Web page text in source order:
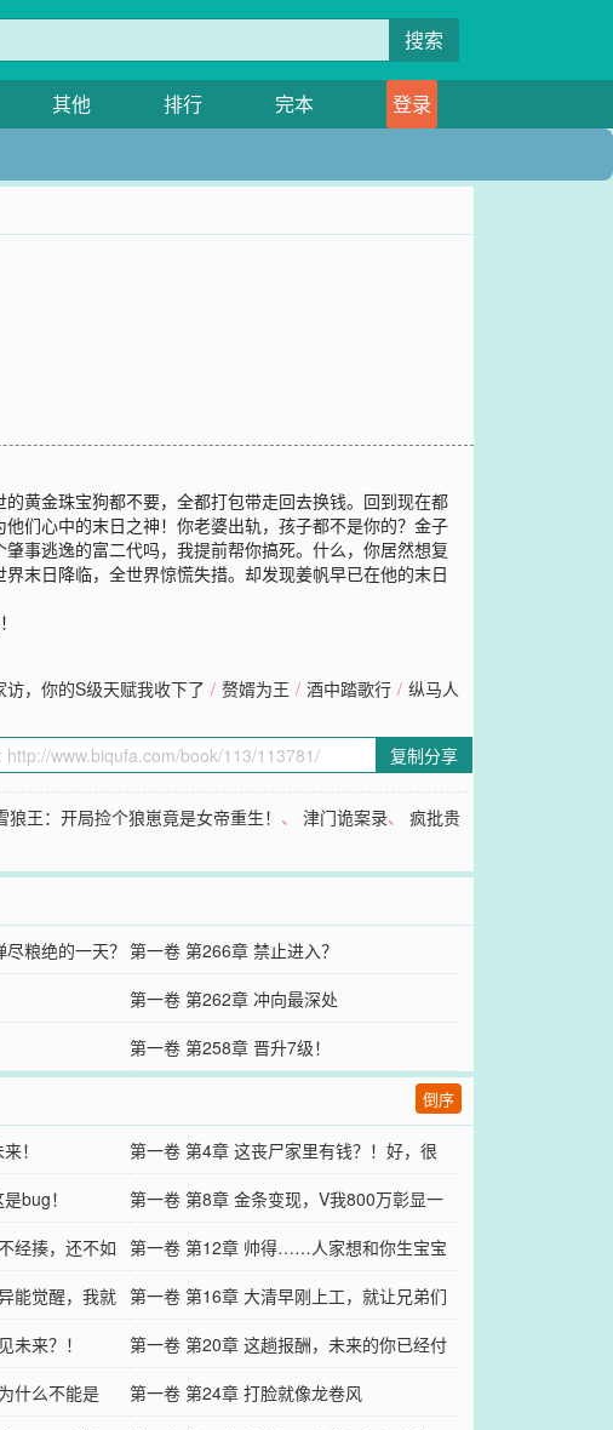
搜索
其他 排行 完本
登录
黄金珠宝狗都不要，全都打包带走回去换钱。回到现在都
们心中的末日之神！你老婆出轨，孩子都不是你的？金子
事逃逸的富二代吗，我提前帮你搞死。什么，你居然想复
末日降临，全世界惊慌失措。却发现姜帆早已在他的末日
访，你的S级天赋我收下了 / 赘婿为王 / 酒中踏歌行 / 纵马人
复制分享
狼王：开局捡个狼崽竟是女帝重生！ 、津门诡案录、疯批贵
粮绝的一天？ 第一卷 第266章 禁止进入？
第一卷 第262章 冲向最深处
第一卷 第258章 晋升7级！
倒序
！
第一卷 第4章 这丧尸家里有钱？！好，很
好！
bug！
第一卷 第8章 金条变现，V我800万彰显一
下实力？
经揍，还不如 第一卷 第12章 帅得……人家想和你生宝宝
了
能觉醒，我就 第一卷 第16章 大清早刚上工，就让兄弟们
看科幻片！
未来？！
第一卷 第20章 这趟报酬，未来的你已经付
过了
什么不能是
第一卷 第24章 打脸就像龙卷风